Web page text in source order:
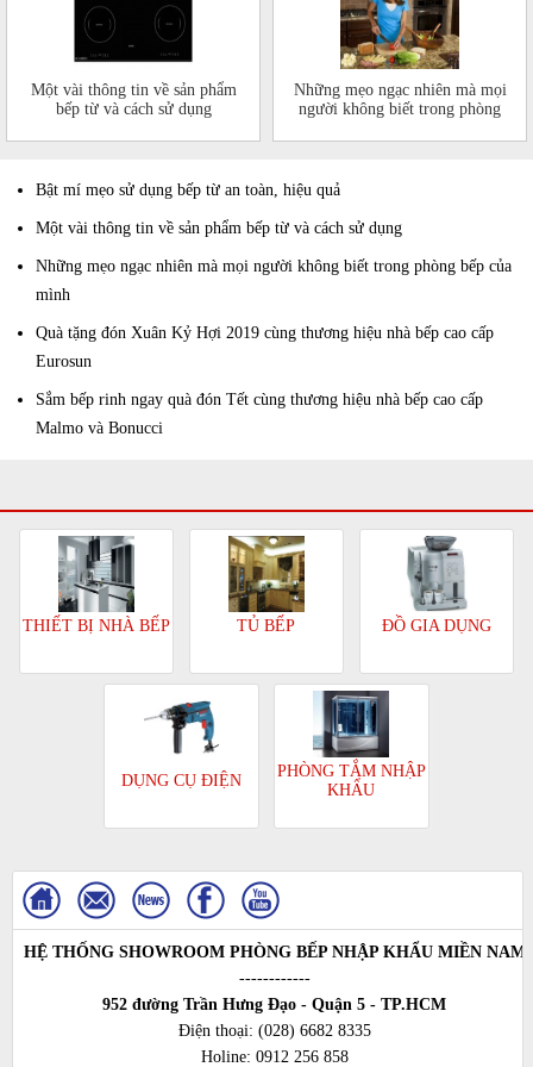
Một vài thông tin về sản phẩm
bếp từ và cách sử dụng
Những mẹo ngạc nhiên mà mọi
người không biết trong phòng
Bật mí mẹo sử dụng bếp từ an toàn, hiệu quả
Một vài thông tin về sản phẩm bếp từ và cách sử dụng
Những mẹo ngạc nhiên mà mọi người không biết trong phòng bếp của
mình
Quà tặng đón Xuân Kỷ Hợi 2019 cùng thương hiệu nhà bếp cao cấp
Eurosun
Sắm bếp rinh ngay quà đón Tết cùng thương hiệu nhà bếp cao cấp
Malmo và Bonucci
THIẾT BỊ NHÀ BẾP TỦ BẾP ĐỒ GIA DỤNG
DỤNG CỤ ĐIỆN
PHÒNG TẮM NHẬP
KHẨU
HỆ THỐNG SHOWROOM PHÒNG BẾP NHẬP KHẨU MIỀN NAM
------------
952 đường Trần Hưng Đạo - Quận 5 - TP.HCM
Điện thoại: (028) 6682 8335
Holine: 0912 256 858